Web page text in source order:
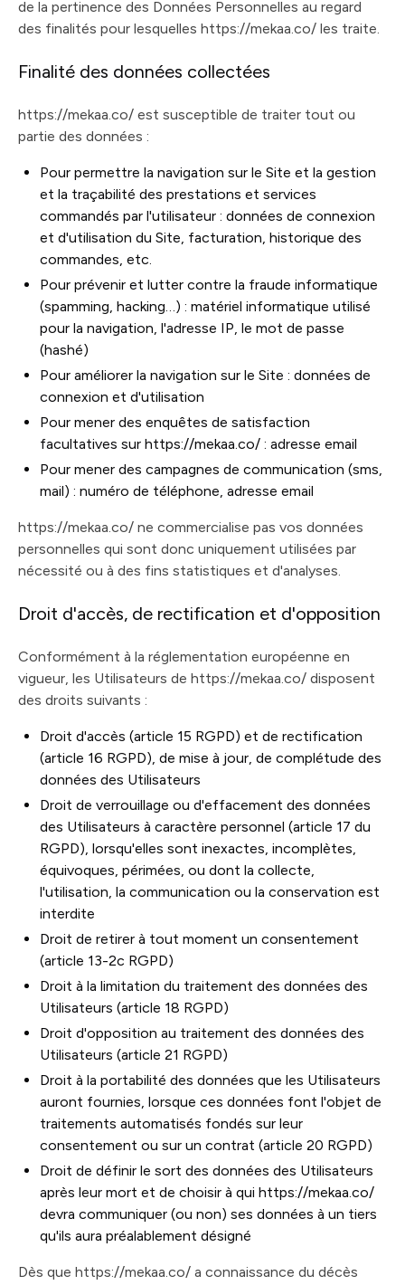
de la pertinence des Données Personnelles au regard
des finalités pour lesquelles https://mekaa.co/ les traite.
Finalité des données collectées
https://mekaa.co/ est susceptible de traiter tout ou
partie des données :
Pour permettre la navigation sur le Site et la gestion
et la traçabilité des prestations et services
commandés par l'utilisateur : données de connexion
et d'utilisation du Site, facturation, historique des
commandes, etc.
Pour prévenir et lutter contre la fraude informatique
(spamming, hacking…) : matériel informatique utilisé
pour la navigation, l'adresse IP, le mot de passe
(hashé)
Pour améliorer la navigation sur le Site : données de
connexion et d'utilisation
Pour mener des enquêtes de satisfaction
facultatives sur https://mekaa.co/ : adresse email
Pour mener des campagnes de communication (sms,
mail) : numéro de téléphone, adresse email
https://mekaa.co/ ne commercialise pas vos données
personnelles qui sont donc uniquement utilisées par
nécessité ou à des fins statistiques et d'analyses.
Droit d'accès, de rectification et d'opposition
Conformément à la réglementation européenne en
vigueur, les Utilisateurs de https://mekaa.co/ disposent
des droits suivants :
Droit d'accès (article 15 RGPD) et de rectification
(article 16 RGPD), de mise à jour, de complétude des
données des Utilisateurs
Droit de verrouillage ou d'effacement des données
des Utilisateurs à caractère personnel (article 17 du
RGPD), lorsqu'elles sont inexactes, incomplètes,
équivoques, périmées, ou dont la collecte,
l'utilisation, la communication ou la conservation est
interdite
Droit de retirer à tout moment un consentement
(article 13-2c RGPD)
Droit à la limitation du traitement des données des
Utilisateurs (article 18 RGPD)
Droit d'opposition au traitement des données des
Utilisateurs (article 21 RGPD)
Droit à la portabilité des données que les Utilisateurs
auront fournies, lorsque ces données font l'objet de
traitements automatisés fondés sur leur
consentement ou sur un contrat (article 20 RGPD)
Droit de définir le sort des données des Utilisateurs
après leur mort et de choisir à qui https://mekaa.co/
devra communiquer (ou non) ses données à un tiers
qu'ils aura préalablement désigné
Dès que https://mekaa.co/ a connaissance du décès